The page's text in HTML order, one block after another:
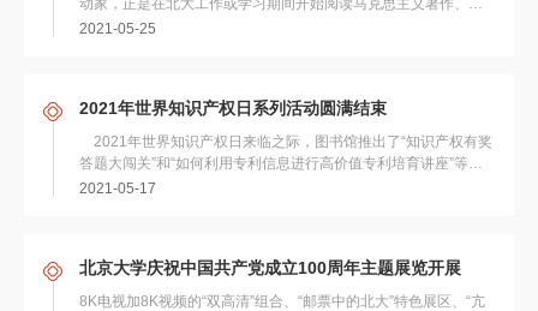
动家，正是在北大工作或学习期间开始阅读马克思主义著作、传
播马克思主义的，并推动了中国共产党的建立...
2021-05-25
2021年世界知识产权日系列活动圆满结束
2021年世界知识产权日来临之际，图书馆推出了“知识产权有奖
答题大闯关”和“如何利用专利信息进行高价值专利培育讲座”等活
动，得到校内师生的积极响应...
2021-05-17
北京大学庆祝中国共产党成立100周年主题展览开展
8K电视加8K视频的“双高清”组合、“邮票中的北大”特色展区、“亢